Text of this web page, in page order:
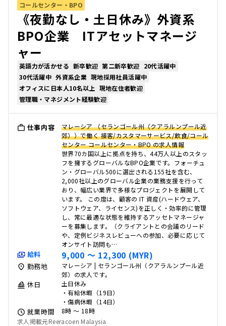
コールセンター・BPO
《夜勤なし・土日休み》外資系
BPO企業 ITアセットマネージ
ャー
英語力が活かせる 新卒歓迎 第二新卒歓迎 20代活躍中
30代活躍中 外資系企業 現地採用社員活躍中
オフィスに日本人10名以上 現地在住者歓迎
管理職・マネジメント経験歓迎
仕事内容
マレーシア （セランゴール州（クアラルンプール近
郊））で働く 接客/カスタマーサービス/飲食/コール
センター コールセンター・BPO の求人情報
世界70カ国以上に拠点を持ち、44万人以上のスタッ
フを擁するグローバルなBPO企業です。フォーチュ
ン・グローバル500に選出される155社を含む、
2,000社以上のグローバル企業の業務支援を行って
おり、幅広い業界で多様なプロジェクトを展開して
います。 この度は、顧客の IT 資産(ハードウェア、
ソフトウェア、ライセンス)を正しく・効率的に管理
し、常に最適な状態を維持するアッセトマネージャ
ーを募集します。（クライアントとの会議のリード
や、定例ビジネスレビューへの参加、必要に応じて
オンサイト訪問も…
給料 9,000 〜 12,300 (MYR)
勤務地
マレーシア | セランゴール州（クアラルンプール近
郊）の求人です。
休日
土日休み
・有給休暇（19日）
・傷病休暇（14日）
就業時間
8時 〜 18時
求人掲載元Reeracoen Malaysia